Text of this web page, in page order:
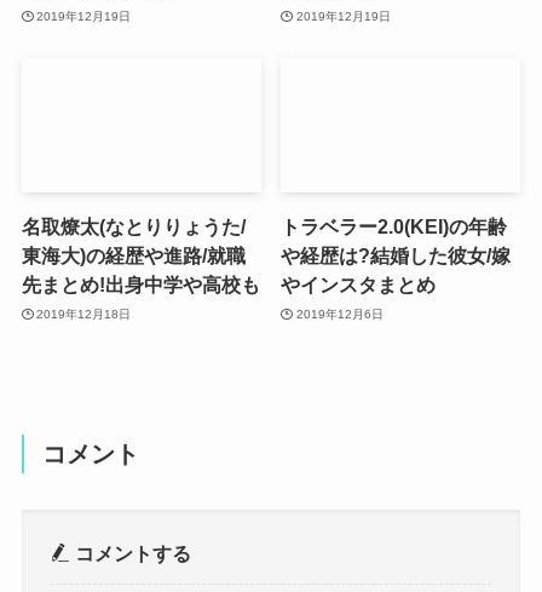
2019年12月19日 2019年12月19日
名取燎太(なとりりょうた/
東海大)の経歴や進路/就職
先まとめ!出身中学や高校も
2019年12月18日
トラベラー2.0(KEI)の年齢
や経歴は?結婚した彼女/嫁
やインスタまとめ
2019年12月6日
コメント
コメントする